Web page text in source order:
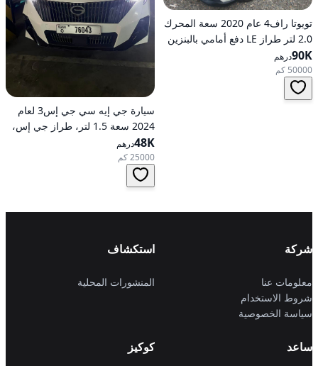
تويوتا راف4 عام 2020 سعة المحرك
2.0 لتر طراز LE دفع أمامي بالبنزين
أوتوماتيكي
90Kدرهم
50000 كم
سيارة جي إيه سي جي إس3 لعام
2024 سعة 1.5 لتر، طراز جي إس،
تعمل بالبنزين، ناقل حركة
أوتوماتيكي، دفع أمامي
48Kدرهم
25000 كم
شركة
معلومات عنا
شروط الاستخدام
سياسة الخصوصية
استكشاف
المنشورات المحلية
ساعد كوكيز